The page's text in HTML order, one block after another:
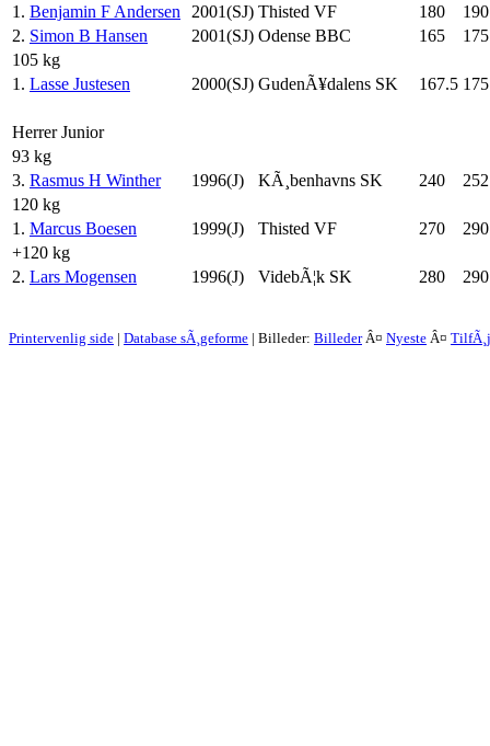
1. Benjamin F Andersen 2001(SJ) Thisted VF 180
190
2. Simon B Hansen 2001(SJ) Odense BBC 165
175
105 kg
1. Lasse Justesen 2000(SJ) GudenÃ¥dalens SK 167.5 175
Herrer Junior
93 kg
3. Rasmus H Winther 1996(J) KÃ¸benhavns SK 240
120 kg
1. Marcus Boesen 1999(J) Thisted VF 270
290
+120 kg
2. Lars Mogensen 1996(J) VidebÃ¦k SK 280 290
Printervenlig side | Database sÃ¸geforme | Billeder: BillederÂ¤ Nyeste Â¤ TilfÃ¸j